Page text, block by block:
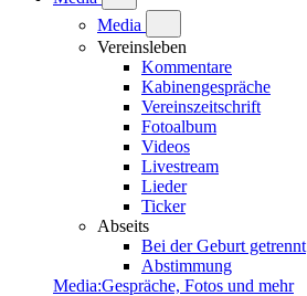
Media
Vereinsleben
Kommentare
Kabinengespräche
Vereinszeitschrift
Fotoalbum
Videos
Livestream
Lieder
Ticker
Abseits
Bei der Geburt getrennt
Abstimmung
Media:Gespräche, Fotos und mehr